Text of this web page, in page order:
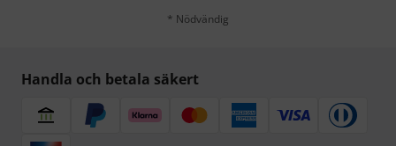
* Nödvändig
Handla och betala säkert